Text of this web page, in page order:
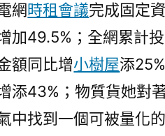
網時租會議完成固定
加49.5%；全網累計
額同比增小樹屋添
添43%；物質貨她對
中找到一個可被量化